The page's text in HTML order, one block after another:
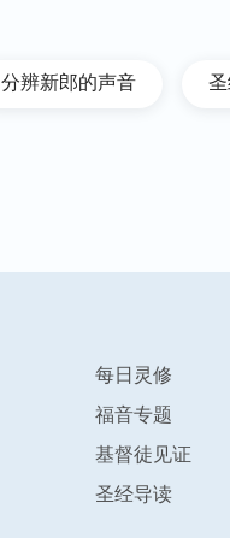
分辨新郎的声音
每日灵修
福音专题
基督徒见证
圣经导读